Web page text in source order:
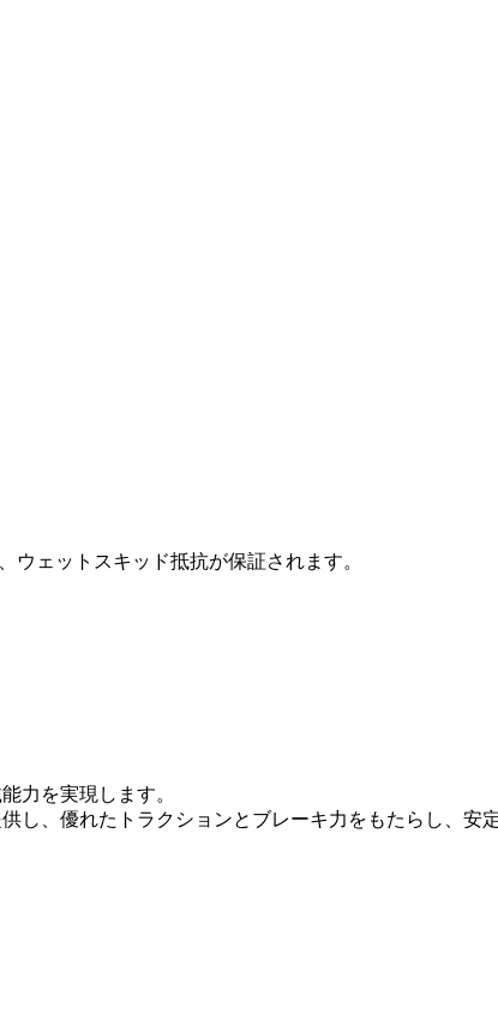
ウェットスキッド抵抗が保証されます。
力を実現します。
し、優れたトラクションとブレーキ力をもたらし、安